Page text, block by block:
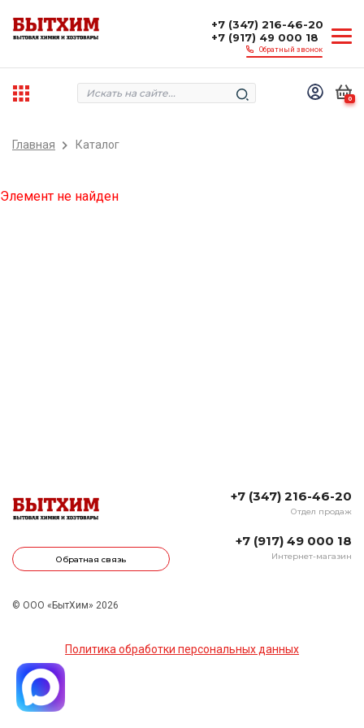
+7 (347) 216-46-20
+7 (917) 49 000 18
Обратный звонок
0
Главная Каталог
Элемент не найден
Обратная связь
+7 (347) 216-46-20
Отдел продаж
+7 (917) 49 000 18
Интернет-магазин
© ООО «БытХим» 2026
Политика обработки персональных данных